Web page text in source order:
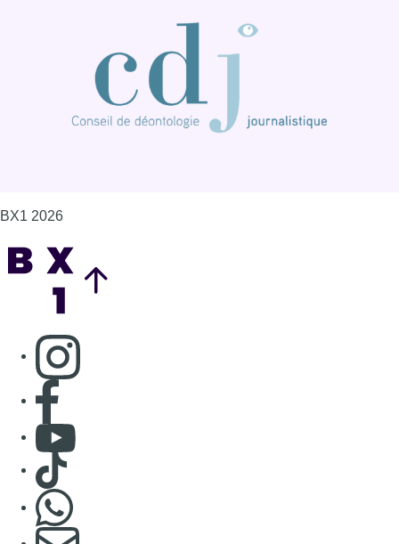
BX1 2026
Consulter page Instagram
Consulter page Facebook
Consulter Youtube
Consulter TikTok
S'abonner à notre newsletter